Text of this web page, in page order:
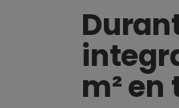
m²